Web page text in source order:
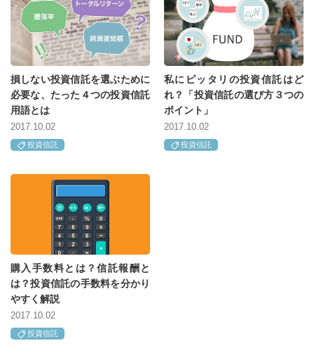
損しない投資信託を選ぶために
必要な、たった４つの投資信託
用語とは
2017.10.02
投資信託
私にピッタリの投資信託はど
れ？「投資信託の選び方３つの
ポイント」
2017.10.02
投資信託
購入手数料とは？信託報酬と
は？投資信託の手数料を分かり
やすく解説
2017.10.02
投資信託